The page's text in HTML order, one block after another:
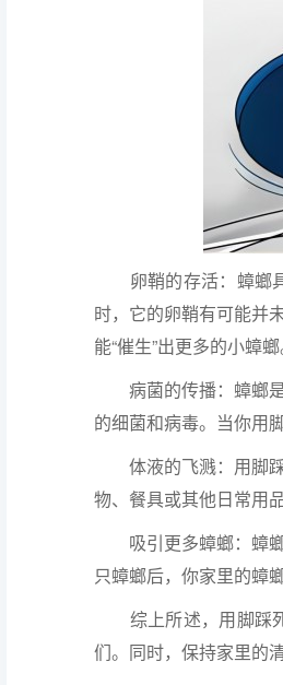
卵鞘的存活：蟑螂具
时，它的卵鞘有可能并
能“催生”出更多的小蟑螂
病菌的传播：蟑螂是
的细菌和病毒。当你用
体液的飞溅：用脚踩
物、餐具或其他日常用
吸引更多蟑螂：蟑螂
只蟑螂后，你家里的蟑
综上所述，用脚踩死
们。同时，保持家里的